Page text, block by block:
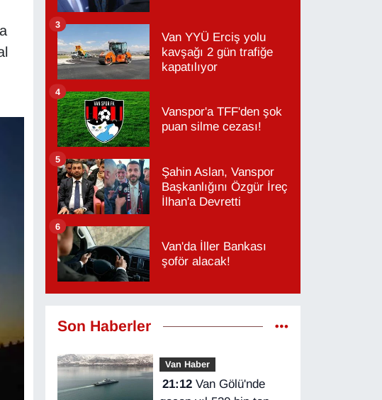
Van YYÜ Erciş yolu
kavşağı 2 gün trafiğe
kapatılıyor
3
Vanspor'a TFF'den şok
puan silme cezası!
4
Şahin Aslan, Vanspor
Başkanlığını Özgür İreç
İlhan'a Devretti
5
Van'da İller Bankası
şoför alacak!
6
Son Haberler
Van Haber
21:12Van Gölü'nde